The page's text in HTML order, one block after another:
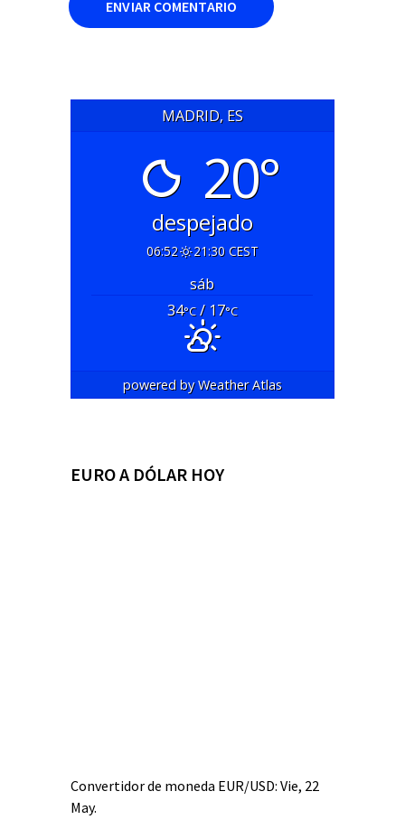
MADRID, ES
20°
despejado
06:52 21:30 CEST
sáb
34°C/ 17°C
powered byWeather Atlas
EURO A DÓLAR HOY
Convertidor de moneda EUR/USD: Vie, 22
May.